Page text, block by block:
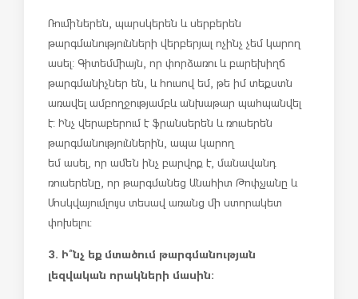
Ռումիներեն, պարսկերեն և սերբերեն
թարգմանությունների վերբերյալ ոչինչ չեմ կարող
ասել: Գիտեմ միայն, որ փորձառու և բարեխիղճ
թարգմանիչներ են, և հուսով եմ, թե իմ տեքստն
առավել ամբողջությամբ և անխաթար պահպանվել
է: Ինչ վերաբերում է ֆրանսերեն և ռուսերեն
թարգմանություններին, ապա կարող
եմ ասել, որ ամեն ինչ բարվոք է, մանավանդ
ռուսերենը, որ թարգմանեց Անահիտ Թոփչյանը և
Մոսկվայում լույս տեսավ առանց մի ստորակետ
փոխելու:
3. Ի՞նչ եք մտածում թարգմանության
լեզվական որակների մասին: